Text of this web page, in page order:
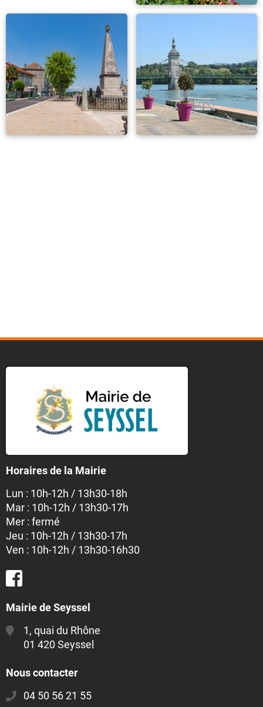
Horaires de la Mairie
Lun : 10h-12h / 13h30-18h
Mar : 10h-12h / 13h30-17h
Mer : fermé
Jeu : 10h-12h / 13h30-17h
Ven : 10h-12h / 13h30-16h30
Mairie de Seyssel
1, quai du Rhône
01 420 Seyssel
Nous contacter
04 50 56 21 55